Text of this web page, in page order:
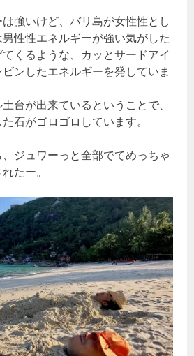
強いけど、バリ島が女性性とし
性性エネルギーが強い気がした
くるような、カッとサードアイ
ンしたエネルギーを発していま
台が出来ているということで、
石がゴロゴロしています。
ジュワーっと全部でてめっちゃ
たー。